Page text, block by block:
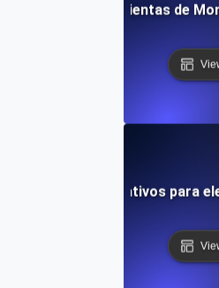
Comparar Herramientas de
los datos comparativos para